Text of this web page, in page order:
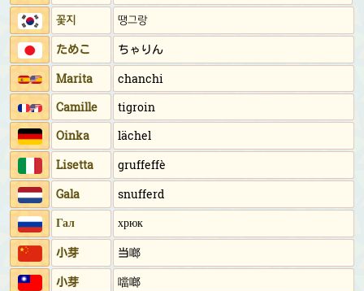
꽃지
땡그랑
ためこ
ちゃりん
Marita
chanchi
Camille
tigroin
Oinka
lächel
Lisetta
gruffeffè
Gala
snufferd
Гал хрюк
小芽
当啷
小芽
噹啷